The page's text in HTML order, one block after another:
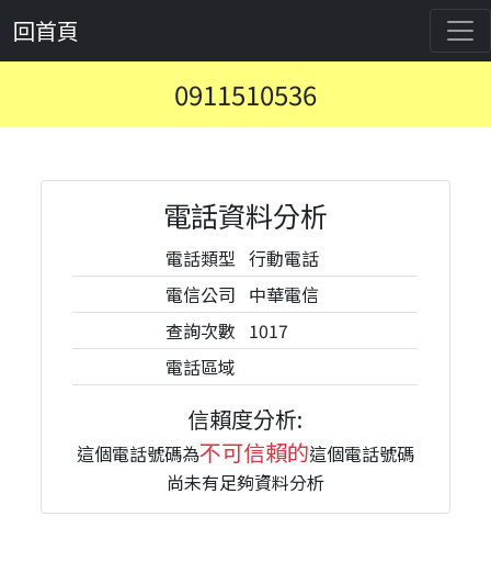
回首頁
0911510536
電話資料分析
電話類型 行動電話
電信公司 中華電信
查詢次數 1017
電話區域
信賴度分析:
這個電話號碼為不可信賴的這個電話號碼
尚未有足夠資料分析